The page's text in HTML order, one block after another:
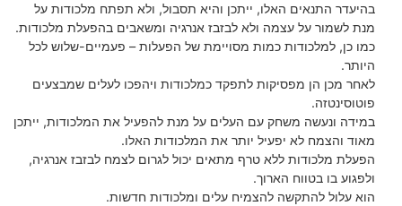
בהיעדר התנאים האלו, ייתכן והיא תסבול, ולא תפתח מלכודות על
מנת לשמור על עצמה ולא לבזבז אנרגיה ומשאבים בהפעלת מלכודות.
כמו כן, למלכודות כמות מסויימת של הפעלות – פעמיים-שלוש לכל
היותר.
לאחר מכן הן מפסיקות לתפקד כמלכודות ויהפכו לעלים שמבצעים
פוטוסינטזה.
במידה ונעשה משחק עם העלים על מנת להפעיל את המלכודות, ייתכן
מאוד והצמח לא יפעיל יותר את המלכודות האלו.
הפעלת מלכודות ללא טרף מתאים יכול לגרום לצמח לבזבז אנרגיה,
ולפגוע בו בטווח הארוך.
הוא עלול להתקשה להצמיח עלים ומלכודות חדשות.